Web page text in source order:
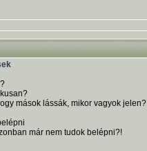
mások lássák, mikor vagyok jelen?
már nem tudok belépni?!